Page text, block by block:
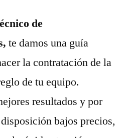
de
te damos una guía
la contratación de la
de tu equipo.
resultados y por
bajos precios,